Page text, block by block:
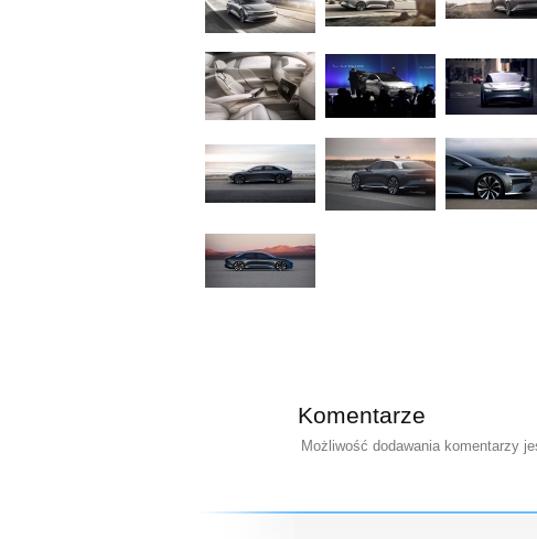
Komentarze
Możliwość dodawania komentarzy